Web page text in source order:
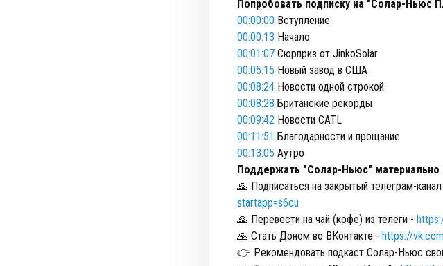
Попробовать подписку на "Солар-Ньюс
00:00:00 Вступление
00:00:13 Начало
00:01:07 Сюрприз от JinkoSolar
00:05:15 Новый завод в США
00:08:24 Новости одной строкой
00:08:28 Британские рекорды
00:09:42 Новости CATL
00:11:51 Благодарности и прощание
00:13:05 Аутро
Поддержать "Солар-Ньюс" материально
🙏 Подписаться на закрытый телеграм-
startapp=s6cu
🙏 Перевести на чай (кофе) из телеги -
🙏 Стать Доном во ВКонтакте - https://
👉 Рекомендовать подкаст Солар-Ньюс